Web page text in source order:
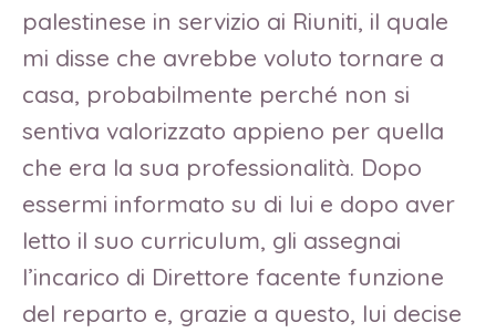
palestinese in servizio ai Riuniti, il quale
mi disse che avrebbe voluto tornare a
casa, probabilmente perché non si
sentiva valorizzato appieno per quella
che era la sua professionalità. Dopo
essermi informato su di lui e dopo aver
letto il suo curriculum, gli assegnai
l’incarico di Direttore facente funzione
del reparto e, grazie a questo, lui decise